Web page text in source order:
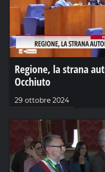
Regione, la strana
Occhiuto
29 ottobre 2024